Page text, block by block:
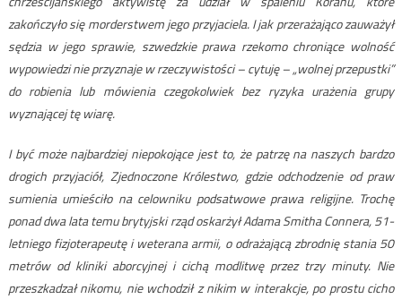
zakończyło się morderstwem jego przyjaciela. I jak przerażająco zauważył
sędzia w jego sprawie, szwedzkie prawa rzekomo chroniące wolność
wypowiedzi nie przyznaje w rzeczywistości – cytuję – „wolnej przepustki”
do robienia lub mówienia czegokolwiek bez ryzyka urażenia grupy
wyznającej tę wiarę.
I być może najbardziej niepokojące jest to, że patrzę na naszych bardzo
drogich przyjaciół, Zjednoczone Królestwo, gdzie odchodzenie od praw
sumienia umieściło na celowniku podsatwowe prawa religijne. Trochę
ponad dwa lata temu brytyjski rząd oskarżył Adama Smitha Connera, 51-
letniego fizjoterapeutę i weterana armii, o odrażającą zbrodnię stania 50
metrów od kliniki aborcyjnej i cichą modlitwę przez trzy minuty. Nie
przeszkadzał nikomu, nie wchodził z nikim w interakcje, po prostu cicho